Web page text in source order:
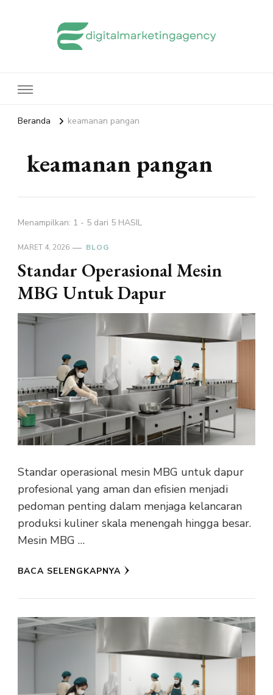
Beranda keamanan pangan
keamanan pangan
Menampilkan: 1 - 5 dari 5 HASIL
MARET 4, 2026 BLOG
Standar Operasional Mesin
MBG Untuk Dapur
Standar operasional mesin MBG untuk dapur
profesional yang aman dan efisien menjadi
pedoman penting dalam menjaga kelancaran
produksi kuliner skala menengah hingga besar.
Mesin MBG …
BACA SELENGKAPNYA